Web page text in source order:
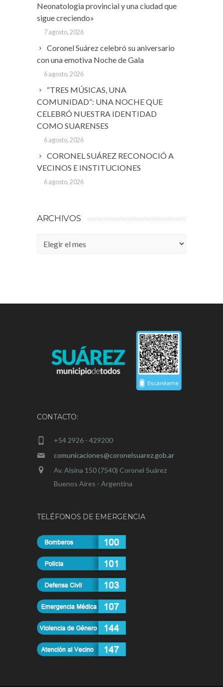
Neonatologia provincial y una ciudad que
sigue creciendo»
7 agosto, 2026
Coronel Suárez celebró su aniversario
con una emotiva Noche de Gala
6 agosto, 2026
“TRES MÚSICAS, UNA
COMUNIDAD”: UNA NOCHE QUE
CELEBRÓ NUESTRA IDENTIDAD
COMO SUARENSES
6 agosto, 2026
CORONEL SUÁREZ RECONOCIÓ A
VECINOS E INSTITUCIONES
6 agosto, 2026
ARCHIVOS
Archivos
CONTACTO:
+54 2926 - 429200
comunicaciones@coronelsuarez.gob.ar
Av. Alsina 150 (7540) Coronel Suárez
Buenos Aires - Argentina
TELÉFONOS DE EMERGENCIA